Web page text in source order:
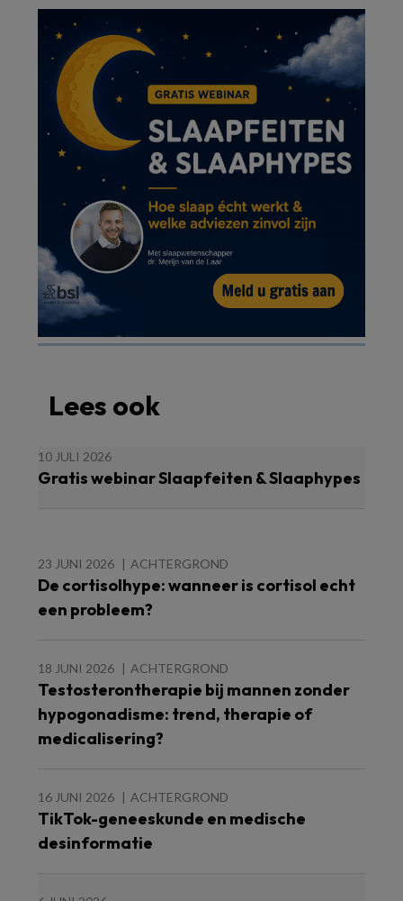
Lees ook
10 JULI 2026
Gratis webinar Slaapfeiten & Slaaphypes
23 JUNI 2026 ACHTERGROND
De cortisolhype: wanneer is cortisol echt
een probleem?
18 JUNI 2026 ACHTERGROND
Testosterontherapie bij mannen zonder
hypogonadisme: trend, therapie of
medicalisering?
16 JUNI 2026 ACHTERGROND
TikTok-geneeskunde en medische
desinformatie